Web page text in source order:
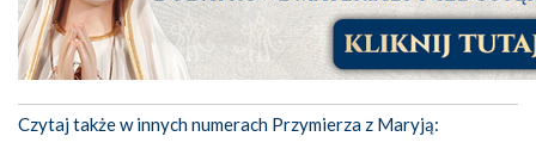
Czytaj także w innych numerach Przymierza z Maryją: